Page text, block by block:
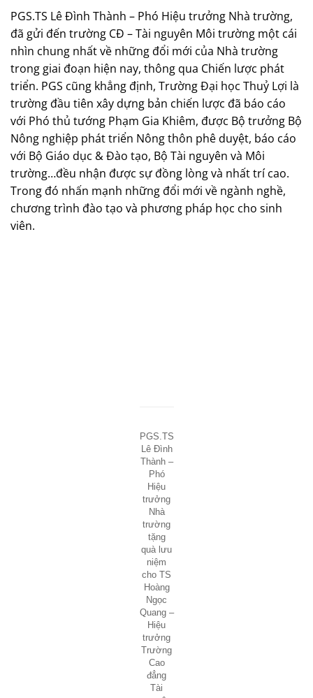
PGS.TS Lê Đình Thành – Phó Hiệu trưởng Nhà trường,
đã gửi đến trường CĐ – Tài nguyên Môi trường một cái
nhìn chung nhất về những đổi mới của Nhà trường
trong giai đoạn hiện nay, thông qua Chiến lược phát
triển. PGS cũng khẳng định, Trường Đại học Thuỷ Lợi là
trường đầu tiên xây dựng bản chiến lược đã báo cáo
với Phó thủ tướng Phạm Gia Khiêm, được Bộ trưởng Bộ
Nông nghiệp phát triển Nông thôn phê duyệt, báo cáo
với Bộ Giáo dục & Đào tạo, Bộ Tài nguyên và Môi
trường…đều nhận được sự đồng lòng và nhất trí cao.
Trong đó nhấn mạnh những đổi mới về ngành nghề,
chương trình đào tạo và phương pháp học cho sinh
viên.
PGS.TS
Lê Đình
Thành –
Phó
Hiệu
trưởng
Nhà
trường
tặng
quà lưu
niệm
cho TS
Hoàng
Ngọc
Quang –
Hiệu
trưởng
Trường
Cao
đẳng
Tài